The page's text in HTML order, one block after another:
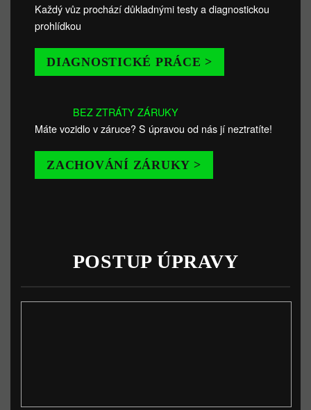
Každý vůz prochází důkladnými testy a diagnostickou
prohlídkou
DIAGNOSTICKÉ PRÁCE >
BEZ ZTRÁTY ZÁRUKY
Máte vozidlo v záruce? S úpravou od nás jí neztratíte!
ZACHOVÁNÍ ZÁRUKY >
POSTUP ÚPRAVY